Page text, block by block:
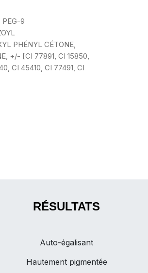
PEG-9
PHÉNYL CÉTONE,
+/- [CI 77891, CI 15850,
CI 45410, CI 77491, CI
RÉSULTATS
Auto-égalisant
Hautement pigmentée